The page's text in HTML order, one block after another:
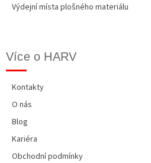
Výdejní místa plošného materiálu
Více o HARV
Kontakty
O nás
Blog
Kariéra
Obchodní podmínky